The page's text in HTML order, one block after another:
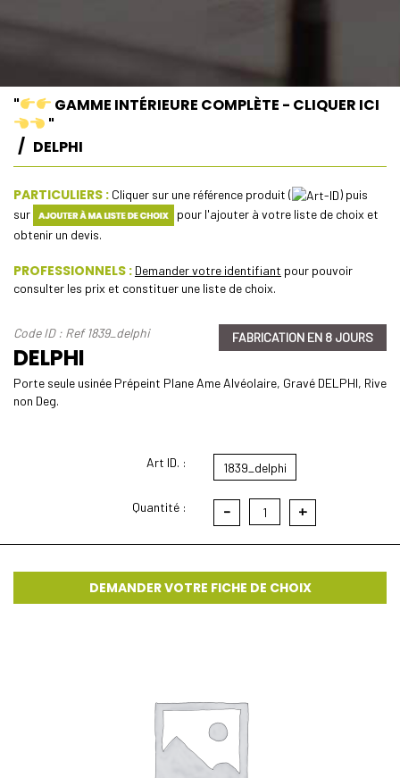
"
GAMME INTÉRIEURE COMPLÈTE - CLIQUER ICI
"
DELPHI
PARTICULIERS : Cliquer sur une référence produit (
) puis
sur
pour l'ajouter à votre liste de choix et
obtenir un devis.
PROFESSIONNELS : Demander votre identifiant pour pouvoir
consulter les prix et constituer une liste de choix.
Code ID : Ref 1839_delphi
DELPHI
FABRICATION EN 8 JOURS
Porte seule usinée Prépeint Plane Ame Alvéolaire, Gravé DELPHI, Rive
non Deg.
Art ID. :
Quantité :
1839_delphi
- 1 +
DEMANDER VOTRE FICHE DE CHOIX